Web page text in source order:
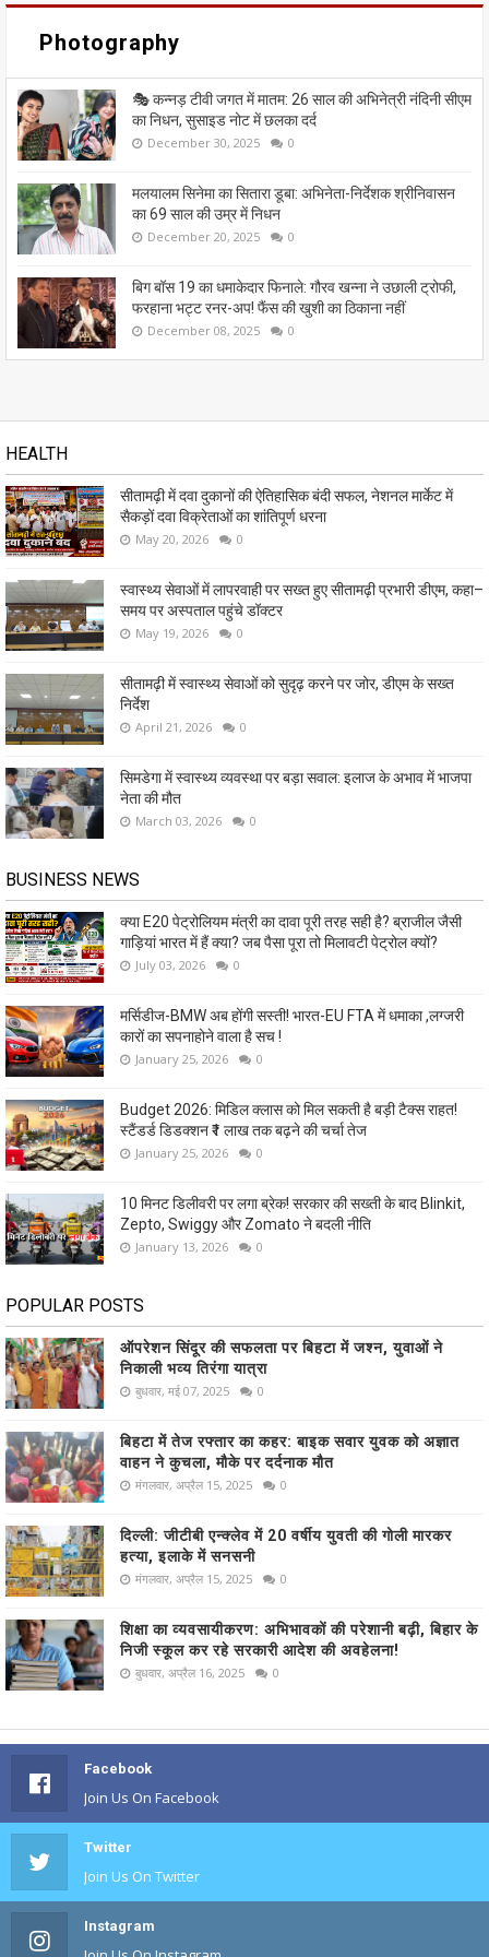
Photography
🎭 कन्नड़ टीवी जगत में मातम: 26 साल की अभिनेत्री नंदिनी सीएम
का निधन, सुसाइड नोट में छलका दर्द
December 30, 2025 0
मलयालम सिनेमा का सितारा डूबा: अभिनेता-निर्देशक श्रीनिवासन
का 69 साल की उम्र में निधन
December 20, 2025 0
बिग बॉस 19 का धमाकेदार फिनाले: गौरव खन्ना ने उछाली ट्रोफी,
फरहाना भट्ट रनर-अप! फैंस की खुशी का ठिकाना नहीं
December 08, 2025 0
HEALTH
सीतामढ़ी में दवा दुकानों की ऐतिहासिक बंदी सफल, नेशनल मार्केट में
सैकड़ों दवा विक्रेताओं का शांतिपूर्ण धरना
May 20, 2026 0
स्वास्थ्य सेवाओं में लापरवाही पर सख्त हुए सीतामढ़ी प्रभारी डीएम, कहा–
समय पर अस्पताल पहुंचे डॉक्टर
May 19, 2026 0
सीतामढ़ी में स्वास्थ्य सेवाओं को सुदृढ़ करने पर जोर, डीएम के सख्त
निर्देश
April 21, 2026 0
सिमडेगा में स्वास्थ्य व्यवस्था पर बड़ा सवाल: इलाज के अभाव में भाजपा
नेता की मौत
March 03, 2026 0
BUSINESS NEWS
क्या E20 पेट्रोलियम मंत्री का दावा पूरी तरह सही है? ब्राजील जैसी
गाड़ियां भारत में हैं क्या? जब पैसा पूरा तो मिलावटी पेट्रोल क्यों?
July 03, 2026 0
मर्सिडीज-BMW अब होंगी सस्ती! भारत-EU FTA में धमाका ,लग्जरी
कारों का सपनाहोने वाला है सच !
January 25, 2026 0
Budget 2026: मिडिल क्लास को मिल सकती है बड़ी टैक्स राहत!
स्टैंडर्ड डिडक्शन ₹1 लाख तक बढ़ने की चर्चा तेज
January 25, 2026 0
10 मिनट डिलीवरी पर लगा ब्रेक! सरकार की सख्ती के बाद Blinkit,
Zepto, Swiggy और Zomato ने बदली नीति
January 13, 2026 0
POPULAR POSTS
ऑपरेशन सिंदूर की सफलता पर बिहटा में जश्न, युवाओं ने
निकाली भव्य तिरंगा यात्रा
बुधवार, मई 07, 2025 0
बिहटा में तेज रफ्तार का कहर: बाइक सवार युवक को अज्ञात
वाहन ने कुचला, मौके पर दर्दनाक मौत
मंगलवार, अप्रैल 15, 2025 0
दिल्ली: जीटीबी एन्क्लेव में 20 वर्षीय युवती की गोली मारकर
हत्या, इलाके में सनसनी
मंगलवार, अप्रैल 15, 2025 0
शिक्षा का व्यवसायीकरण: अभिभावकों की परेशानी बढ़ी, बिहार के
निजी स्कूल कर रहे सरकारी आदेश की अवहेलना!
बुधवार, अप्रैल 16, 2025 0
Facebook
Join Us On Facebook
Twitter
Join Us On Twitter
Instagram